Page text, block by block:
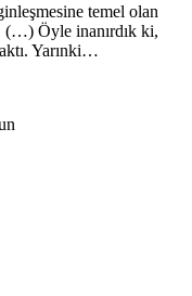
temel olan
(…) Öyle inanırdık ki,
Yarınki…